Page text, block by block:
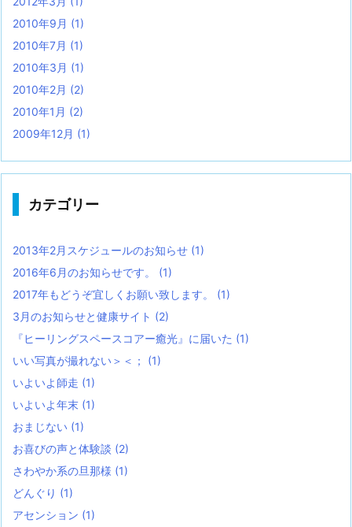
2010年9月 (1)
2010年7月 (1)
2010年3月 (1)
2010年2月 (2)
2010年1月 (2)
2009年12月 (1)
カテゴリー
2013年2月スケジュールのお知らせ (1)
2016年6月のお知らせです。 (1)
2017年もどうぞ宜しくお願い致します。 (1)
3月のお知らせと健康サイト (2)
『ヒーリングスペースコアー癒光』に届いた (1)
いい写真が撮れない＞＜； (1)
いよいよ師走 (1)
いよいよ年末 (1)
おまじない (1)
お喜びの声と体験談 (2)
さわやか系の旦那様 (1)
どんぐり (1)
アセンション (1)